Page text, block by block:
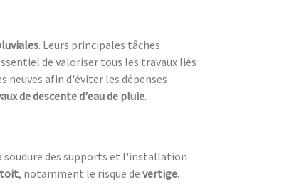
. Leurs principales tâches
de valoriser tous les travaux liés
afin d'éviter les dépenses
de descente d'eau de pluie.
soudure des supports et l'installation
toit, notamment le risque de vertige.